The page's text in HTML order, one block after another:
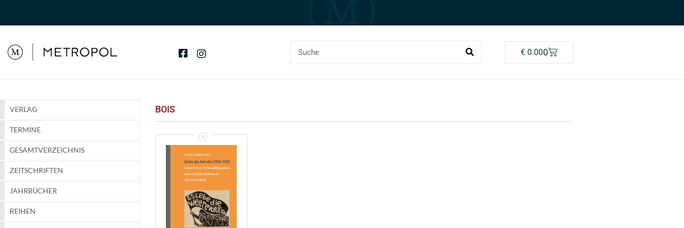
€0.000
VERLAG
TERMINE
GESAMTVERZEICHNIS
ZEITSCHRIFTEN
JAHRBÜCHER
REIHEN
BOIS